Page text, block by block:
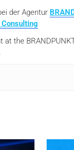
der Agentur
the